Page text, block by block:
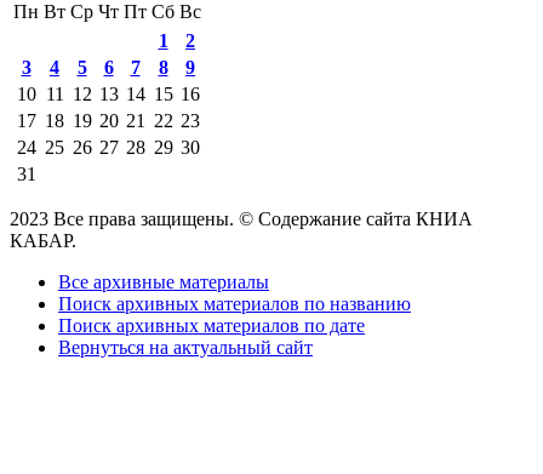
Пн Вт Ср Чт Пт Сб Вс
1
2
3
4 5 6 7 8
9
10 11 12 13 14 15 16
17 18 19 20 21 22 23
24 25 26 27 28 29 30
31
2023 Все права защищены. © Содержание сайта КНИА
КАБАР.
Все архивные материалы
Поиск архивных материалов по названию
Поиск архивных материалов по дате
Вернуться на актуальный сайт